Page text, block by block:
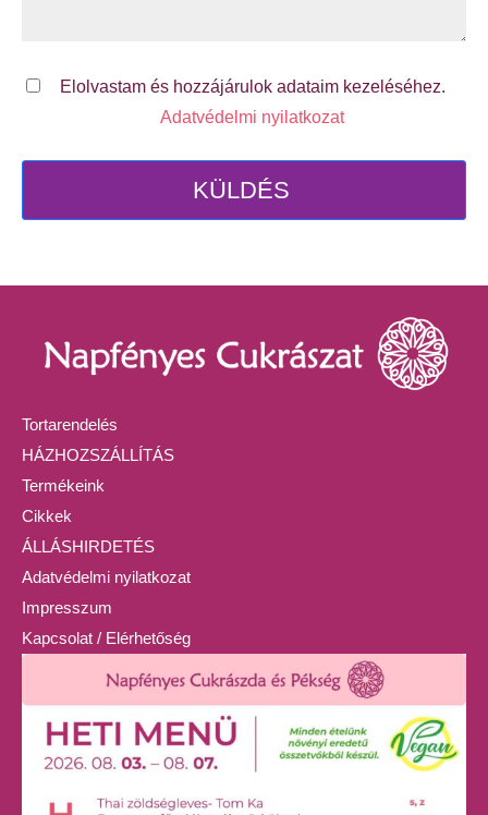
Elolvastam és hozzájárulok adataim kezeléséhez.
Adatvédelmi nyilatkozat
KÜLDÉS
Tortarendelés
HÁZHOZSZÁLLÍTÁS
Termékeink
Cikkek
ÁLLÁSHIRDETÉS
Adatvédelmi nyilatkozat
Impresszum
Kapcsolat / Elérhetőség